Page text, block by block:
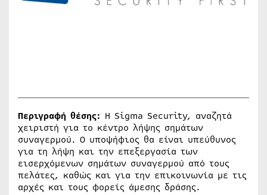
Περιγραφή θέσης: Η Sigma Security, αναζητά
χειριστή για το κέντρο λήψης σημάτων
συναγερμού. Ο υποψήφιος θα είναι υπεύθυνος
για τη λήψη και την επεξεργασία των
εισερχόμενων σημάτων συναγερμού από τους
πελάτες, καθώς και για την επικοινωνία με τις
αρχές και τους φορείς άμεσης δράσης.